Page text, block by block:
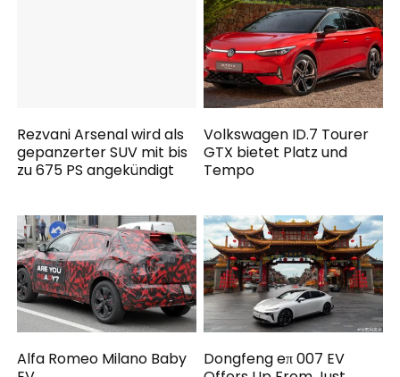
Rezvani Arsenal wird als
gepanzerter SUV mit bis
zu 675 PS angekündigt
Volkswagen ID.7 Tourer
GTX bietet Platz und
Tempo
Alfa Romeo Milano Baby
Dongfeng eπ 007 EV